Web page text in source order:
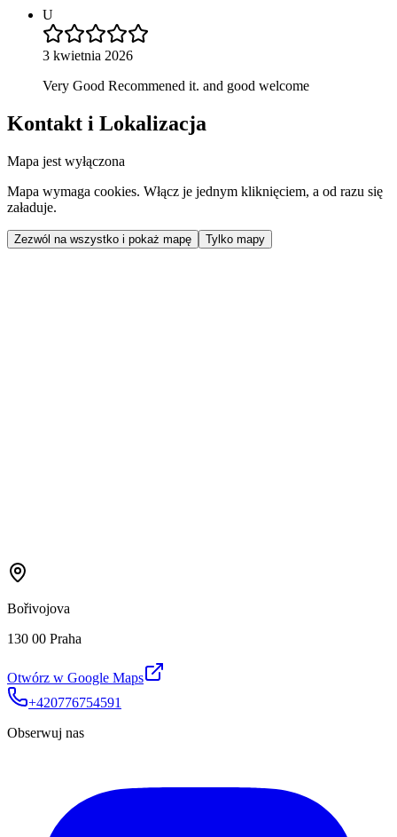
U
3 kwietnia 2026
Very Good Recommened it. and good welcome
Kontakt i Lokalizacja
Mapa jest wyłączona
Mapa wymaga cookies. Włącz je jednym kliknięciem, a od razu się
załaduje.
Zezwól na wszystko i pokaż mapę Tylko mapy
Bořivojova
130 00 Praha
Otwórz w Google Maps
+420776754591
Obserwuj nas